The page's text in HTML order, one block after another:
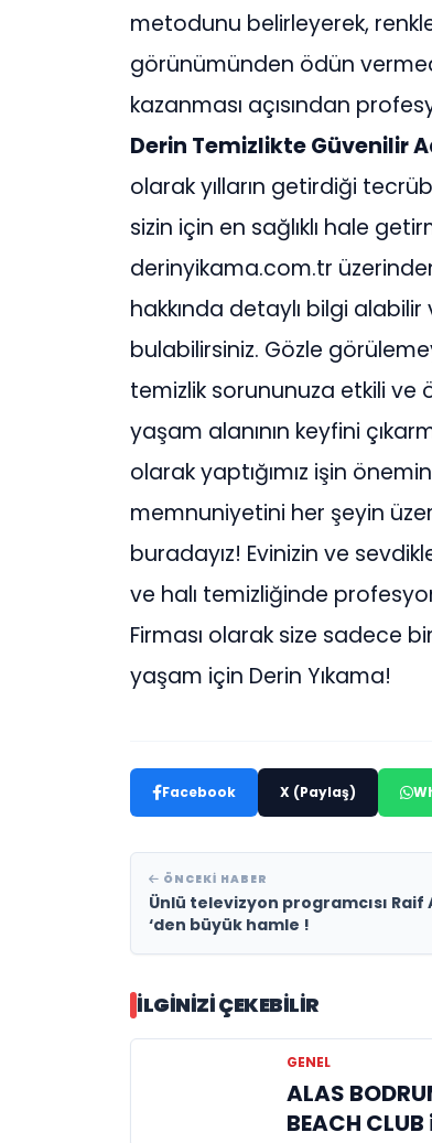
metodunu belirleyerek,
görünümünden ödün
kazanması açısından
Derin Temizlikte Güvenilir
olarak yılların getirdiği
sizin için en sağlıklı hale
derinyikama.com.tr
hakkında detaylı bilgi alabilir
bulabilirsiniz. Gözle
temizlik sorununuza etkili ve
yaşam alanının keyfini
olarak yaptığımız işin
memnuniyetini her şeyin
buradayız! Evinizin ve
ve halı temizliğinde
Firması olarak size sadece
yaşam için Derin Yıkama!
Facebook X (Paylaş)
ÖNCEKI HABER
Ünlü televizyon programcısı Raif
‘den büyük hamle !
İLGINIZI ÇEKEBILIR
GENEL
ALAS
BEACH